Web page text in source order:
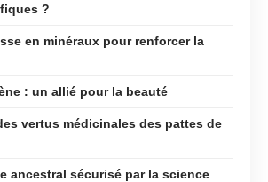
?
en minéraux pour renforcer la
: un allié pour la beauté
vertus médicinales des pattes de
ancestral sécurisé par la science